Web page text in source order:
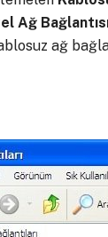
Ağ
ağ